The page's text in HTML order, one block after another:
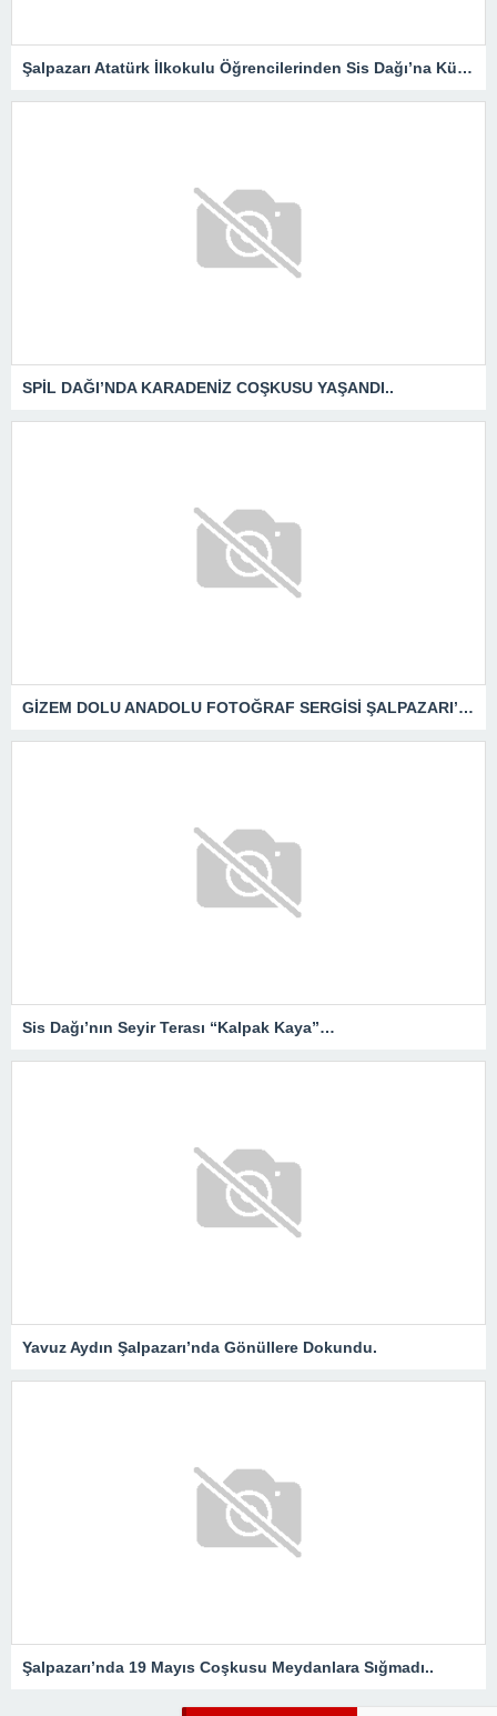
Şalpazarı Atatürk İlkokulu Öğrencilerinden Sis Dağı’na Kültür Gezisi
SPİL DAĞI’NDA KARADENİZ COŞKUSU YAŞANDI..
GİZEM DOLU ANADOLU FOTOĞRAF SERGİSİ ŞALPAZARI’NDA
Sis Dağı’nın Seyir Terası “Kalpak Kaya”…
Yavuz Aydın Şalpazarı’nda Gönüllere Dokundu.
Şalpazarı’nda 19 Mayıs Coşkusu Meydanlara Sığmadı..